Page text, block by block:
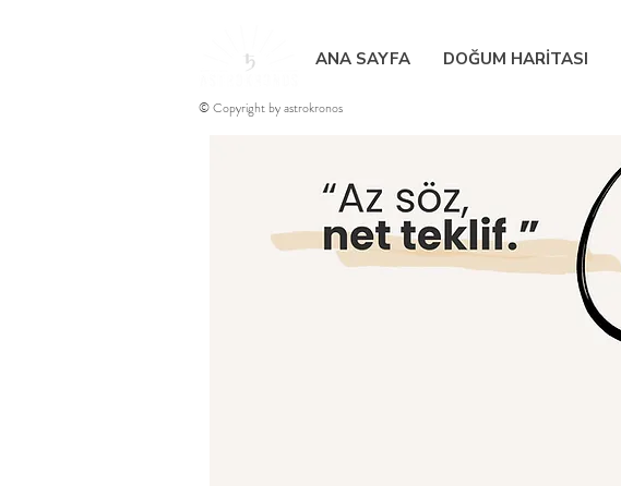
ANA SAYFA DOĞUM HARİTASI
© Copyright by astrokronos